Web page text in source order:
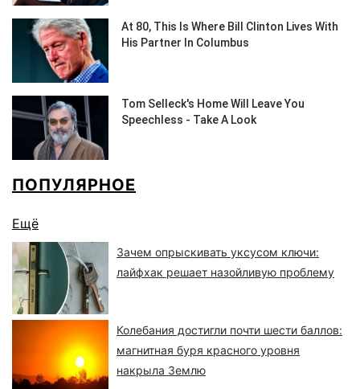
ПОПУЛЯРНОЕ
Ещё
Зачем опрыскивать уксусом ключи:
лайфхак решает назойливую проблему
Колебания достигли почти шести баллов:
магнитная буря красного уровня
накрыла Землю